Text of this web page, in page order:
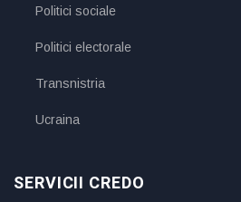
Politici sociale
Politici electorale
Transnistria
Ucraina
SERVICII CREDO